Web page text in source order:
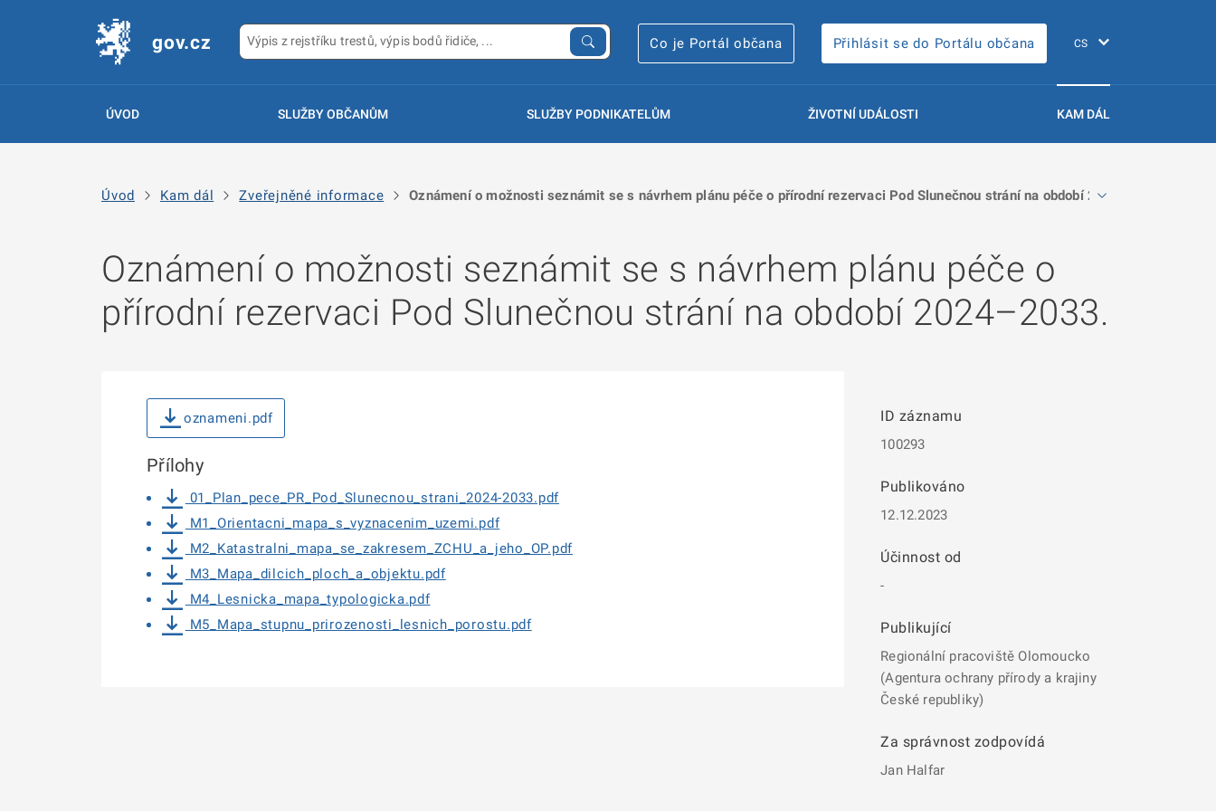
gov.cz Co je Portál občana Přihlásit se do Portálu občana
ÚVOD SLUŽBY OBČANŮM SLUŽBY PODNIKATELŮM ŽIVOTNÍ UDÁLOSTI KAM DÁL
Úvod Kam dál Zveřejněné informace Oznámení o možnosti seznámit se s návrhem plánu péče o přírodní rezervaci Pod Slunečnou strání na období 2024–2033.
Oznámení o možnosti seznámit se s návrhem plánu péče o
přírodní rezervaci Pod Slunečnou strání na období 2024–2033.
ID záznamu
100293
Publikováno
12.12.2023
Účinnost od
-
Publikující
Regionální pracoviště Olomoucko
(Agentura ochrany přírody a krajiny
České republiky)
Za správnost zodpovídá
Jan Halfar
oznameni.pdf
Přílohy
01_Plan_pece_PR_Pod_Slunecnou_strani_2024-2033.pdf
M1_Orientacni_mapa_s_vyznacenim_uzemi.pdf
M2_Katastralni_mapa_se_zakresem_ZCHU_a_jeho_OP.pdf
M3_Mapa_dilcich_ploch_a_objektu.pdf
M4_Lesnicka_mapa_typologicka.pdf
M5_Mapa_stupnu_prirozenosti_lesnich_porostu.pdf